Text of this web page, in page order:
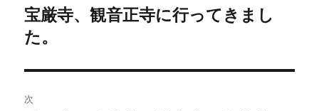
稿
ナ
ビ
ゲ
前
の
稿:
宝厳寺、観音正寺に行ってきまし
た。
次